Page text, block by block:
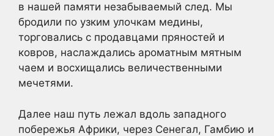
в нашей памяти незабываемый след. Мы
бродили по узким улочкам медины,
торговались с продавцами пряностей и
ковров, наслаждались ароматным мятным
чаем и восхищались величественными
мечетями.
Далее наш путь лежал вдоль западного
побережья Африки, через Сенегал, Гамбию и